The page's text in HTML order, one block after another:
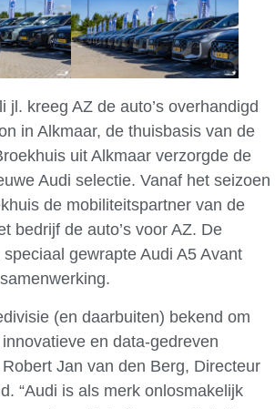
jl. kreeg AZ de auto’s overhandigd
in Alkmaar, de thuisbasis van de
uit Alkmaar verzorgde de
Audi selectie. Vanaf het seizoen
de mobiliteitspartner van de
bedrijf de auto’s voor AZ. De
gewrapte Audi A5 Avant
(en daarbuiten) bekend om
en data-gedreven
Jan van den Berg, Directeur
“Audi is als merk onlosmakelijk